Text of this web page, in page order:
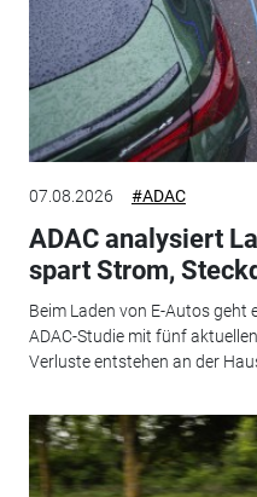
07.08.2026 #ADAC
ADAC analysiert
spart Strom,
Beim Laden von E-Autos geht
ADAC-Studie mit fünf
Verluste entstehen an der